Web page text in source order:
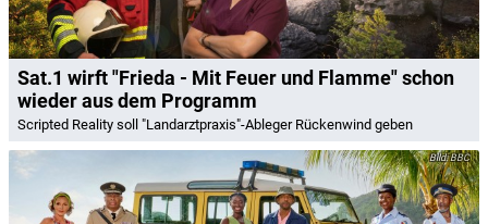
Sat.1 wirft "Frieda - Mit Feuer und Flamme" schon
wieder aus dem Programm
Scripted Reality soll "Landarztpraxis"-Ableger Rückenwind geben
BBC